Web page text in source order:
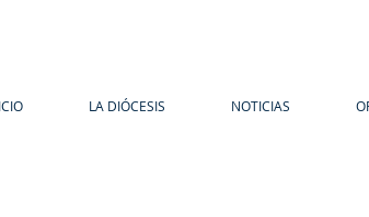
LA DIÓCESIS NOTICIAS